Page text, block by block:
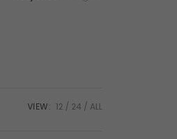
VIEW: 12 24 ALL